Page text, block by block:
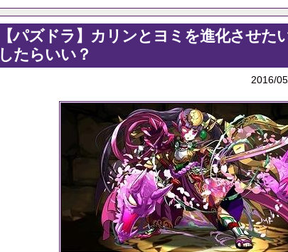
【パズドラ】カリンとヨミを進化させた
したらいい？
2016/